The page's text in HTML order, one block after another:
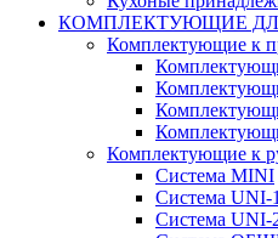
КОМПЛЕКТУЮЩИЕ
Комплектующие к
Комплектующие к
Система MINI
Система UNI-1
Система UNI-